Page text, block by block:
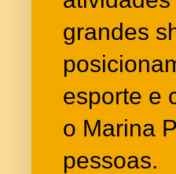
grandes
esporte e
o Marina
pessoas.